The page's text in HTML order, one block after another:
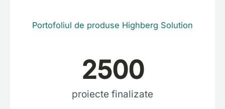
Portofoliul de produse Highberg Solution
2500
proiecte finalizate